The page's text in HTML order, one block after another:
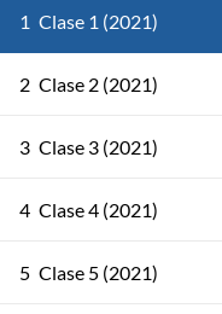
1 Clase 1 (2021)
2 Clase 2 (2021)
3 Clase 3 (2021)
4 Clase 4 (2021)
5 Clase 5 (2021)